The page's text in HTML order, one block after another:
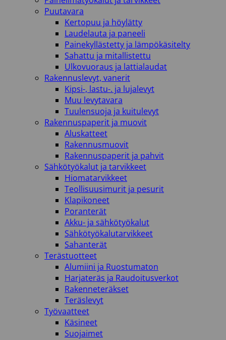
Puutavara
Kertopuu ja höylätty
Laudelauta ja paneeli
Painekyllästetty ja lämpökäsitelty
Sahattu ja mitallistettu
Ulkovuoraus ja lattialaudat
Rakennuslevyt, vanerit
Kipsi-, lastu-. ja lujalevyt
Muu levytavara
Tuulensuoja ja kuitulevyt
Rakennuspaperit ja muovit
Aluskatteet
Rakennusmuovit
Rakennuspaperit ja pahvit
Sähkötyökalut ja tarvikkeet
Hiomatarvikkeet
Teollisuusimurit ja pesurit
Klapikoneet
Poranterät
Akku- ja sähkötyökalut
Sähkötyökalutarvikkeet
Sahanterät
Terästuotteet
Alumiini ja Ruostumaton
Harjateräs ja Raudoitusverkot
Rakenneteräkset
Teräslevyt
Työvaatteet
Käsineet
Suojaimet